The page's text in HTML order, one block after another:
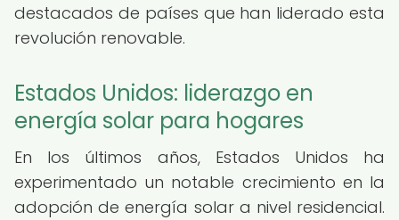
destacados de países que han liderado esta
revolución renovable.
Estados Unidos: liderazgo en
energía solar para hogares
En los últimos años, Estados Unidos ha
experimentado un notable crecimiento en la
adopción de energía solar a nivel residencial.